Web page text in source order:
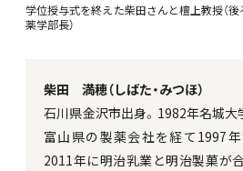
学位授与式を終えた柴田さんと檀上教授（
薬学部長）
柴田 満穂（しばた・みつほ）
石川県金沢市出身。1982年名城大
富山県の製薬会社を経て1997年
2011年に明治乳業と明治製菓が